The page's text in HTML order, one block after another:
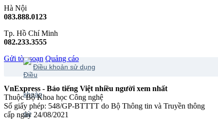
Hà Nội
083.888.0123
Tp. Hồ Chí Minh
082.233.3555
Gửi tòa soạn Quảng cáo
Điều khoản sử dụng
VnExpress - Báo tiếng Việt nhiều người xem nhất
Thuộc Bộ Khoa học Công nghệ
Số giấy phép: 548/GP-BTTTT do Bộ Thông tin và Truyền thông
cấp ngày 24/08/2021